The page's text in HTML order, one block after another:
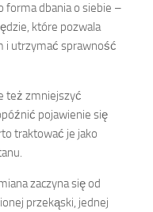
forma dbania o siebie –
które pozwala
i utrzymać sprawność
też zmniejszyć
pojawienie się
traktować je jako
zaczyna się od
przekąski, jednej